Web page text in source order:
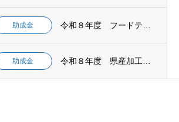
助成金
助成金